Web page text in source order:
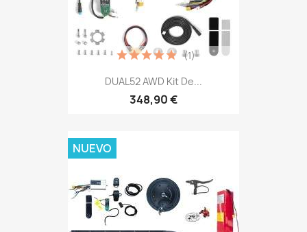
DUAL52 AWD Kit De...
348,90 €
(1)
NUEVO